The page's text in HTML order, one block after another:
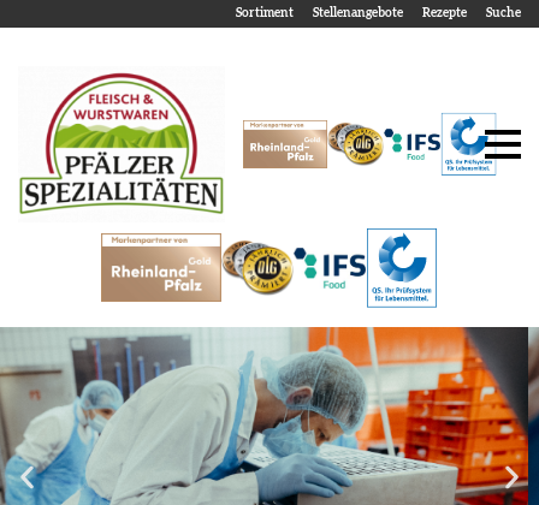
Sortiment Stellenangebote Rezepte Suche